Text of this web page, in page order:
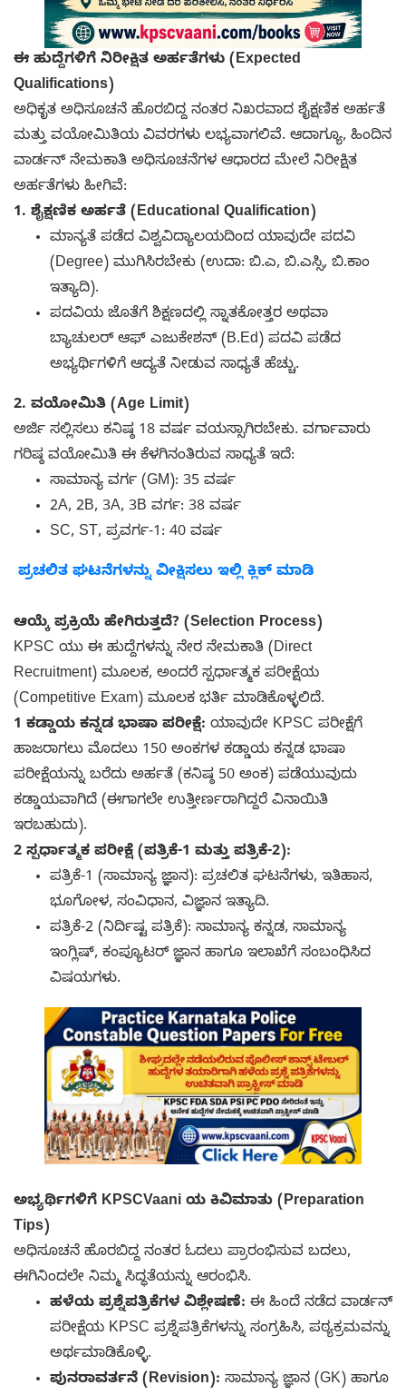
ಈ ಹುದ್ದೆಗಳಿಗೆ ನಿರೀಕ್ಷಿತ ಅರ್ಹತೆಗಳು (Expected
Qualifications)
ಅಧಿಕೃತ ಅಧಿಸೂಚನೆ ಹೊರಬಿದ್ದ ನಂತರ ನಿಖರವಾದ ಶೈಕ್ಷಣಿಕ ಅರ್ಹತೆ
ಮತ್ತು ವಯೋಮಿತಿಯ ವಿವರಗಳು ಲಭ್ಯವಾಗಲಿವೆ. ಆದಾಗ್ಯೂ, ಹಿಂದಿನ
ವಾರ್ಡನ್ ನೇಮಕಾತಿ ಅಧಿಸೂಚನೆಗಳ ಆಧಾರದ ಮೇಲೆ ನಿರೀಕ್ಷಿತ
ಅರ್ಹತೆಗಳು ಹೀಗಿವೆ:
1. ಶೈಕ್ಷಣಿಕ ಅರ್ಹತೆ (Educational Qualification)
ಮಾನ್ಯತೆ ಪಡೆದ ವಿಶ್ವವಿದ್ಯಾಲಯದಿಂದ ಯಾವುದೇ ಪದವಿ
(Degree) ಮುಗಿಸಿರಬೇಕು (ಉದಾ: ಬಿ.ಎ, ಬಿ.ಎಸ್ಸಿ, ಬಿ.ಕಾಂ
ಇತ್ಯಾದಿ).
ಪದವಿಯ ಜೊತೆಗೆ ಶಿಕ್ಷಣದಲ್ಲಿ ಸ್ನಾತಕೋತ್ತರ ಅಥವಾ
ಬ್ಯಾಚುಲರ್ ಆಫ್ ಎಜುಕೇಶನ್ (B.Ed) ಪದವಿ ಪಡೆದ
ಅಭ್ಯರ್ಥಿಗಳಿಗೆ ಆದ್ಯತೆ ನೀಡುವ ಸಾಧ್ಯತೆ ಹೆಚ್ಚು.
2. ವಯೋಮಿತಿ (Age Limit)
ಅರ್ಜಿ ಸಲ್ಲಿಸಲು ಕನಿಷ್ಠ 18 ವರ್ಷ ವಯಸ್ಸಾಗಿರಬೇಕು. ವರ್ಗಾವಾರು
ಗರಿಷ್ಠ ವಯೋಮಿತಿ ಈ ಕೆಳಗಿನಂತಿರುವ ಸಾಧ್ಯತೆ ಇದೆ:
ಸಾಮಾನ್ಯ ವರ್ಗ (GM): 35 ವರ್ಷ
2A, 2B, 3A, 3B ವರ್ಗ: 38 ವರ್ಷ
SC, ST, ಪ್ರವರ್ಗ-1: 40 ವರ್ಷ
ಪ್ರಚಲಿತ ಘಟನೆಗಳನ್ನು ವೀಕ್ಷಿಸಲು ಇಲ್ಲಿ ಕ್ಲಿಕ್ ಮಾಡಿ
ಆಯ್ಕೆ ಪ್ರಕ್ರಿಯೆ ಹೇಗಿರುತ್ತದೆ? (Selection Process)
KPSC ಯು ಈ ಹುದ್ದೆಗಳನ್ನು ನೇರ ನೇಮಕಾತಿ (Direct
Recruitment) ಮೂಲಕ, ಅಂದರೆ ಸ್ಪರ್ಧಾತ್ಮಕ ಪರೀಕ್ಷೆಯ
(Competitive Exam) ಮೂಲಕ ಭರ್ತಿ ಮಾಡಿಕೊಳ್ಳಲಿದೆ.
1 ಕಡ್ಡಾಯ ಕನ್ನಡ ಭಾಷಾ ಪರೀಕ್ಷೆ: ಯಾವುದೇ KPSC ಪರೀಕ್ಷೆಗೆ
ಹಾಜರಾಗಲು ಮೊದಲು 150 ಅಂಕಗಳ ಕಡ್ಡಾಯ ಕನ್ನಡ ಭಾಷಾ
ಪರೀಕ್ಷೆಯನ್ನು ಬರೆದು ಅರ್ಹತೆ (ಕನಿಷ್ಠ 50 ಅಂಕ) ಪಡೆಯುವುದು
ಕಡ್ಡಾಯವಾಗಿದೆ (ಈಗಾಗಲೇ ಉತ್ತೀರ್ಣರಾಗಿದ್ದರೆ ವಿನಾಯಿತಿ
ಇರಬಹುದು).
2 ಸ್ಪರ್ಧಾತ್ಮಕ ಪರೀಕ್ಷೆ (ಪತ್ರಿಕೆ-1 ಮತ್ತು ಪತ್ರಿಕೆ-2):
ಪತ್ರಿಕೆ-1 (ಸಾಮಾನ್ಯ ಜ್ಞಾನ): ಪ್ರಚಲಿತ ಘಟನೆಗಳು, ಇತಿಹಾಸ,
ಭೂಗೋಳ, ಸಂವಿಧಾನ, ವಿಜ್ಞಾನ ಇತ್ಯಾದಿ.
ಪತ್ರಿಕೆ-2 (ನಿರ್ದಿಷ್ಟ ಪತ್ರಿಕೆ): ಸಾಮಾನ್ಯ ಕನ್ನಡ, ಸಾಮಾನ್ಯ
ಇಂಗ್ಲಿಷ್, ಕಂಪ್ಯೂಟರ್ ಜ್ಞಾನ ಹಾಗೂ ಇಲಾಖೆಗೆ ಸಂಬಂಧಿಸಿದ
ವಿಷಯಗಳು.
ಅಭ್ಯರ್ಥಿಗಳಿಗೆ KPSCVaani ಯ ಕಿವಿಮಾತು (Preparation
Tips)
ಅಧಿಸೂಚನೆ ಹೊರಬಿದ್ದ ನಂತರ ಓದಲು ಪ್ರಾರಂಭಿಸುವ ಬದಲು,
ಈಗಿನಿಂದಲೇ ನಿಮ್ಮ ಸಿದ್ಧತೆಯನ್ನು ಆರಂಭಿಸಿ.
ಹಳೆಯ ಪ್ರಶ್ನೆಪತ್ರಿಕೆಗಳ ವಿಶ್ಲೇಷಣೆ: ಈ ಹಿಂದೆ ನಡೆದ ವಾರ್ಡನ್
ಪರೀಕ್ಷೆಯ KPSC ಪ್ರಶ್ನೆಪತ್ರಿಕೆಗಳನ್ನು ಸಂಗ್ರಹಿಸಿ, ಪಠ್ಯಕ್ರಮವನ್ನು
ಅರ್ಥಮಾಡಿಕೊಳ್ಳಿ.
ಪುನರಾವರ್ತನೆ (Revision): ಸಾಮಾನ್ಯ ಜ್ಞಾನ (GK) ಹಾಗೂ